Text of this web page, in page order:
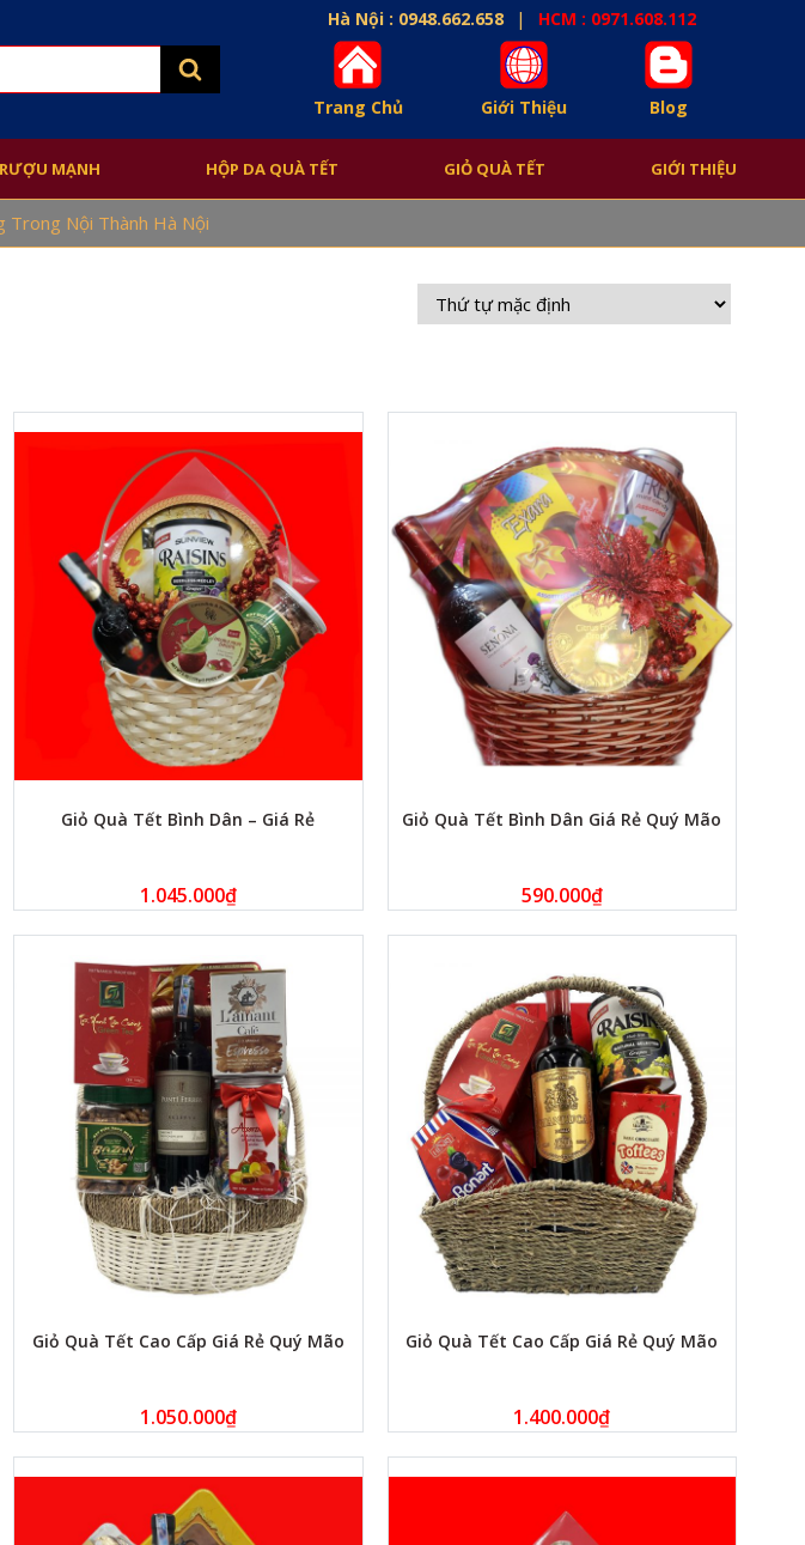
Hà Nội : 0948.662.658 | HCM : 0971.608.112
Trang Chủ Giới Thiệu Blog
MẠNH HỘP DA QUÀ TẾT GIỎ QUÀ TẾT GIỚI THIỆU
Trong Nội Thành Hà Nội
Giỏ Quà Tết Bình Dân – Giá Rẻ
1.045.000₫
Giỏ Quà Tết Bình Dân Giá Rẻ Quý Mão
590.000₫
Giỏ Quà Tết Cao Cấp Giá Rẻ Quý Mão
1.050.000₫
Giỏ Quà Tết Cao Cấp Giá Rẻ Quý Mão
1.400.000₫